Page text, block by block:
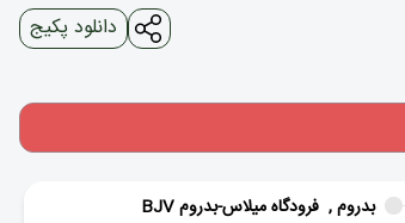
دانلود پکیج
بدروم , فرودگاه میلاس-بدروم BJV